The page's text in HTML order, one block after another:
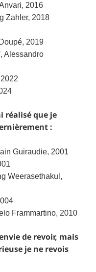
2016
Zahler, 2018
2019
, Alessandro
réalisé que je
:
Guiraudie, 2001
Weerasethakul,
Frammartino, 2010
de revoir, mais
je ne revois